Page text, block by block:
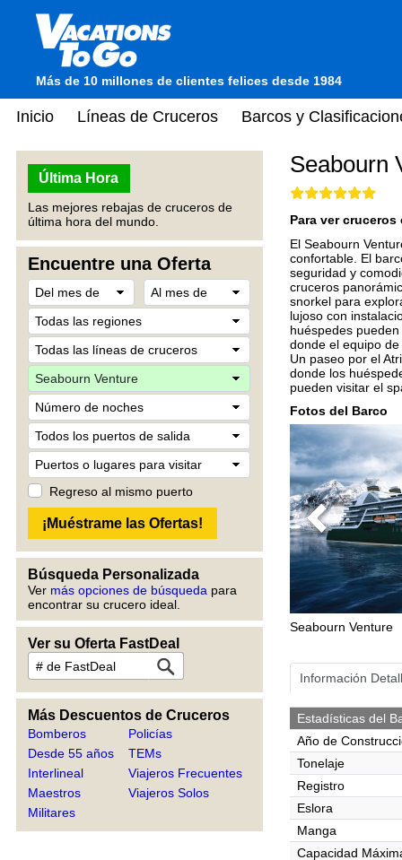
Más de 10 millones de clientes felices desde 1984
Inicio Líneas de Cruceros Barcos y
Última Hora
Las mejores rebajas de cruceros de
última hora del mundo.
Encuentre una Oferta
Regreso al mismo puerto
Búsqueda Personalizada
Ver más opciones de búsqueda para
encontrar su crucero ideal.
Ver su Oferta FastDeal
Más Descuentos de Cruceros
Bomberos
Desde 55 años
Interlineal
Maestros
Militares
Policías
TEMs
Viajeros Frecuentes
Viajeros Solos
Seabourn
Para ver
El Seabourn
confortable. El
seguridad y
cruceros
snorkel para
lujoso con
huéspedes
donde el equipo
Un paseo por el
donde los
pueden visitar el
Fotos del Barco
Previous
Seabourn Venture
Información
Estadísticas del
Año de
Tonelaje
Registro
Eslora
Manga
Capacidad